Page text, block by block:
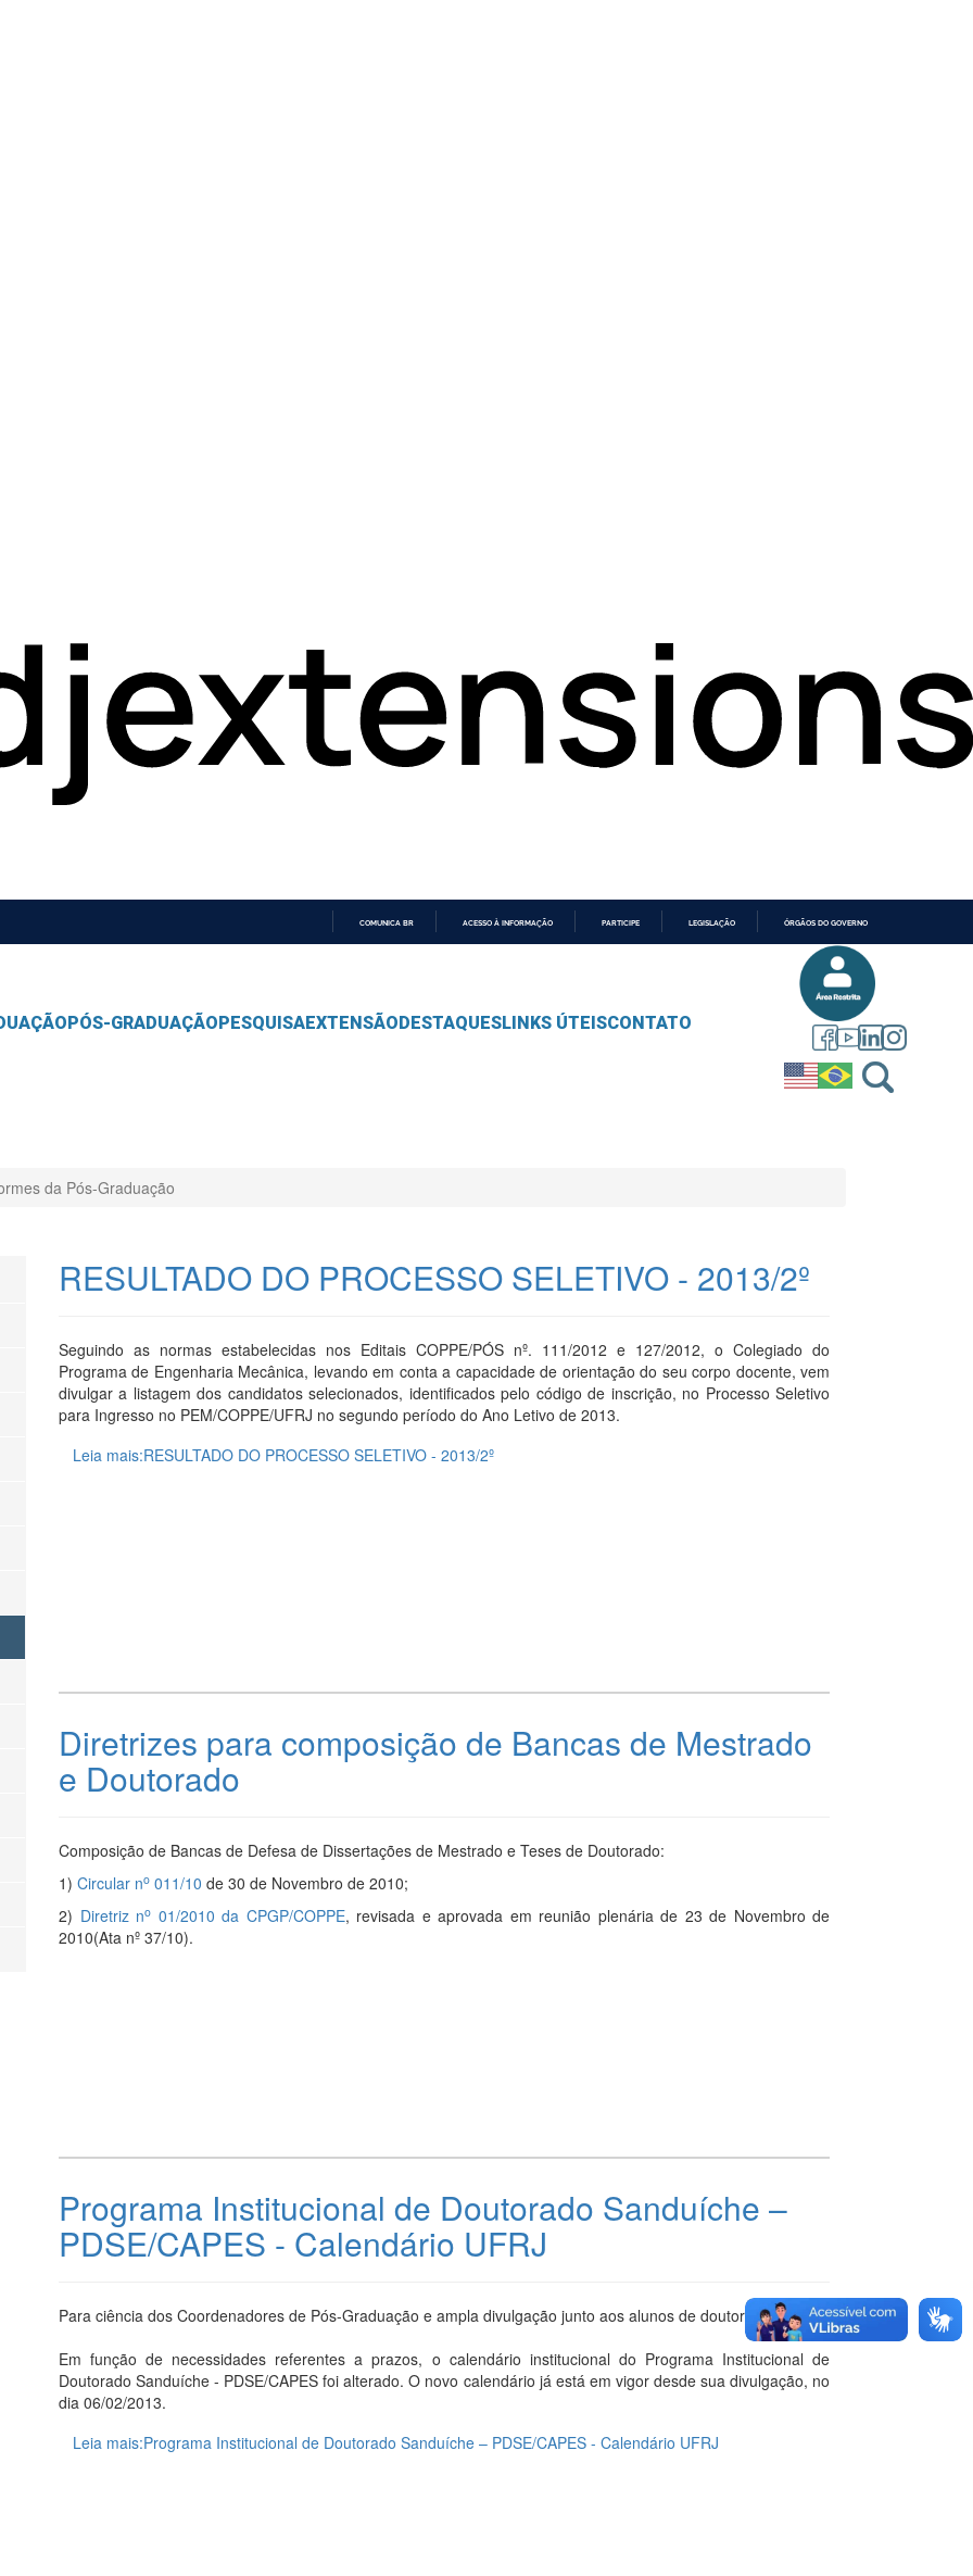
COMUNICA BR ACESSO À INFORMAÇÃO PARTICIPE LEGISLAÇÃO ÓRGÃOS DO GOVERNO
PÓS-GRADUAÇÃO PESQUISAEXTENSÃO DESTAQUESLINKS ÚTEISCONTATO
da Pós-Graduação
RESULTADO DO PROCESSO SELETIVO - 2013/2º
Seguindo as normas estabelecidas nos Editais COPPE/PÓS nº. 111/2012 e 127/2012, o Colegiado do
Programa de Engenharia Mecânica, levando em conta a capacidade de orientação do seu corpo docente, vem
divulgar a listagem dos candidatos selecionados, identificados pelo código de inscrição, no Processo Seletivo
para Ingresso no PEM/COPPE/UFRJ no segundo período do Ano Letivo de 2013.
Leia mais:RESULTADO DO PROCESSO SELETIVO - 2013/2º
Diretrizes para composição de Bancas de Mestrado
e Doutorado
Composição de Bancas de Defesa de Dissertações de Mestrado e Teses de Doutorado:
1) Circular no 011/10 de 30 de Novembro de 2010;
2) Diretriz no 01/2010 da CPGP/COPPE, revisada e aprovada em reunião plenária de 23 de Novembro de
2010(Ata nº 37/10).
Programa Institucional de Doutorado Sanduíche –
PDSE/CAPES - Calendário UFRJ
Para ciência dos Coordenadores de Pós-Graduação e ampla divulgação junto aos alunos de doutorado.
Em função de necessidades referentes a prazos, o calendário institucional do Programa Institucional de
Doutorado Sanduíche - PDSE/CAPES foi alterado. O novo calendário já está em vigor desde sua divulgação, no
dia 06/02/2013.
Leia mais:Programa Institucional de Doutorado Sanduíche – PDSE/CAPES - Calendário UFRJ